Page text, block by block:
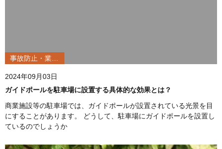
2024年09月03日
ガイドポールを駐車場に設置する具体的な効果とは？
商業施設等の駐車場では、ガイドポールが設置されている光景を目
にすることがあります。 どうして、駐車場にガイドポールを設置し
ているのでしょうか